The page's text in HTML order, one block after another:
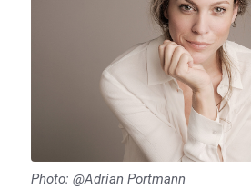
Photo: @Adrian Portmann